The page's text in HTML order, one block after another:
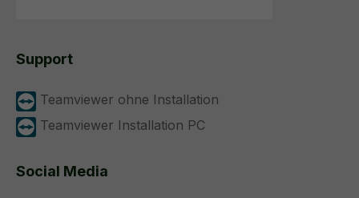
Support
Teamviewer ohne Installation
Teamviewer Installation PC
Social Media